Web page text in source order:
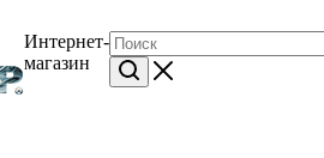
Интернет-
магазин